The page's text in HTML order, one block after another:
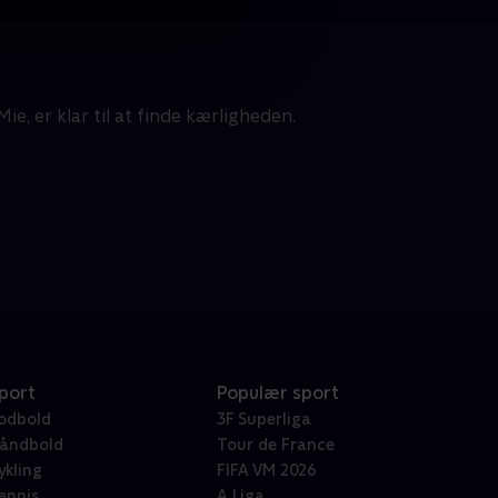
er klar til at finde kærligheden.
Populær sport
3F Superliga
Tour de France
FIFA VM 2026